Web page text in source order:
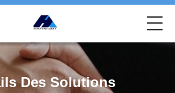
Des Solutions